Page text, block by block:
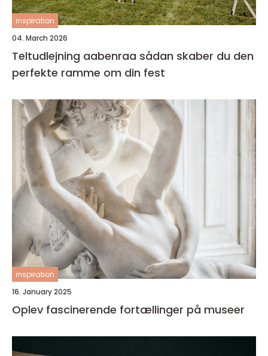
inspiration
04. March 2026
Teltudlejning aabenraa sådan skaber du den
perfekte ramme om din fest
inspiration
16. January 2025
Oplev fascinerende fortællinger på museer